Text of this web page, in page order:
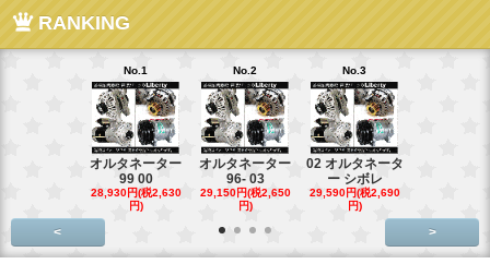
RANKING
No.1
オルタネーター
99 00
28,930円(税2,630
円)
No.2
オルタネーター
96- 03
29,150円(税2,650
円)
No.3
02 オルタネータ
ー シボレ
29,590円(税2,690
円)
< >